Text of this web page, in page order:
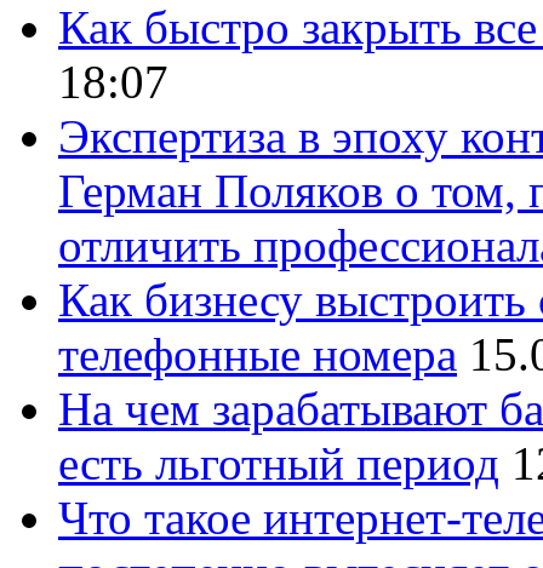
Как быстро закрыть
18:07
Экспертиза в эпоху
Герман Поляков о том,
отличить
Как бизнесу
телефонные номера
На чем зарабатывают
есть льготный период
Что такое интернет-